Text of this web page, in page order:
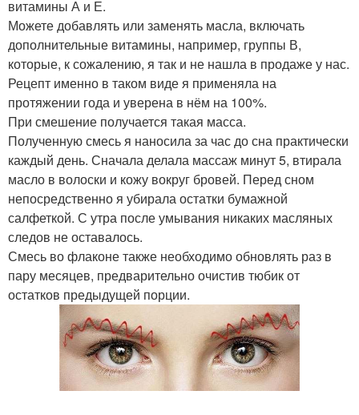
витамины А и Е.
Можете добавлять или заменять масла, включать
дополнительные витамины, например, группы В,
которые, к сожалению, я так и не нашла в продаже у нас.
Рецепт именно в таком виде я применяла на
протяжении года и уверена в нём на 100%.
При смешение получается такая масса.
Полученную смесь я наносила за час до сна практически
каждый день. Сначала делала массаж минут 5, втирала
масло в волоски и кожу вокруг бровей. Перед сном
непосредственно я убирала остатки бумажной
салфеткой. С утра после умывания никаких масляных
следов не оставалось.
Смесь во флаконе также необходимо обновлять раз в
пару месяцев, предварительно очистив тюбик от
остатков предыдущей порции.